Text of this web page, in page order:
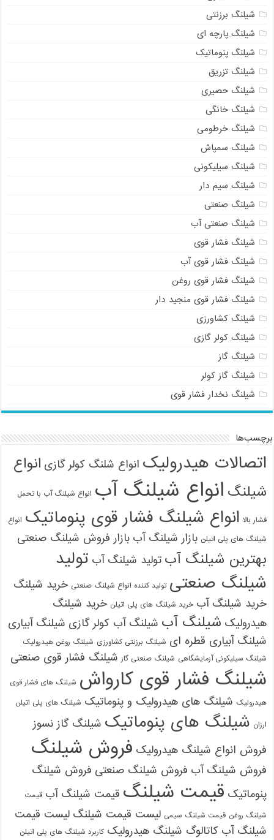
شیلنگ برزنتی
شیلنگ پارچه ای
شیلنگ پنوماتیک
شیلنگ تزریق
شیلنگ حصیری
شیلنگ خانگی
شیلنگ خرطومی
شیلنگ سمپاش
شیلنگ سیلیکونی
شیلنگ سیم دار
شیلنگ صنعتی
شیلنگ صنعتی آب
شیلنگ فشار قوی
شیلنگ فشار قوی آب
شیلنگ فشار قوی روغن
شیلنگ فشار قوی منجید دار
شیلنگ کشاورزی
شیلنگ کولر گازی
شیلنگ گاز
شیلنگ گاز کولر
شیلنگ نخدار فشار قوی
برچسب‌ها
اتصالات هیدرولیک انواع شلنگ کولر گازی انواع
شیلنگ انواع شیلنگ آب انواع شیلنگ آب با تحمل
فشار بالا انواع شیلنگ فشار قوی پنوماتیک انواع
شیلنگ های پلی اتیلن بازار شیلنگ آب بازار فروش شیلنگ صنعتی
بهترین شیلنگ آب تولید شیلنگ آب تولید
شیلنگ صنعتی تولید کننده انواع شیلنگ صنعتی خرید شیلنگ
خرید شیلنگ آب خرید شیلنگ های پلی اتیلن خرید شیلنگ
هیدرولیک شیلنگ آب شیلنگ آب کولر گازی شیلنگ آبیاری
شیلنگ آبیاری قطره ای شیلنگ برزنتی کشاورزی شیلنگ روغن هیدرولیک
شیلنگ سیلیکونی آزمایشگاهی شیلنگ صنعتی گاز شیلنگ فشار قوی صنعتی
شیلنگ فشار قوی کارواش شیلنگ های فشار قوی
هیدرولیک شیلنگ های هیدرولیک و پنوماتیک شیلنگ های پلی اتیلن
ارزان شیلنگ های پنوماتیک شیلنگ گاز نسوز
فروش انواع شیلنگ هیدرولیک فروش شیلنگ
فروش شیلنگ آب فروش شیلنگ صنعتی فروش شیلنگ
پنوماتیک قیمت شیلنگ قیمت شیلنگ آب قیمت
شیلنگ روغن قیمت شیلنگ سیمی لیست قیمت شیلنگ لیست قیمت
شیلنگ آب کاتالوگ شیلنگ هیدرولیک کاربرد شیلنگ های پلی اتیلن